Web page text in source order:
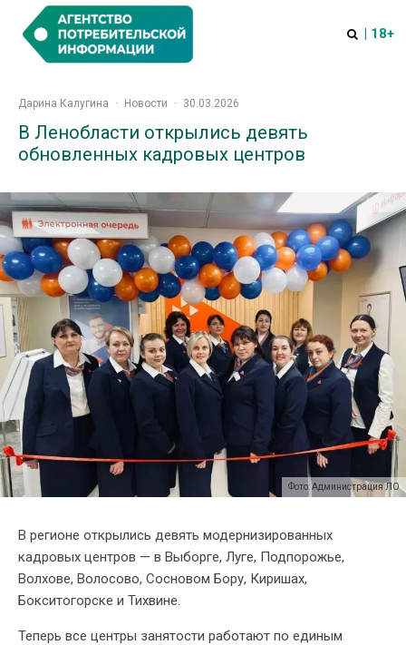
| 18+
Дарина Калугина · Новости · 30.03.2026
В Ленобласти открылись девять
обновленных кадровых центров
Фото: Администрация ЛО
В регионе открылись девять модернизированных
кадровых центров — в Выборге, Луге, Подпорожье,
Волхове, Волосово, Сосновом Бору, Киришах,
Бокситогорске и Тихвине.
Теперь все центры занятости работают по единым